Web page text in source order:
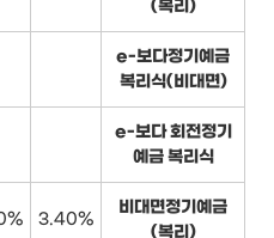
(복리)
e-보다정기예금
복리식(비대면)
e-보다 회전정기
예금 복리식
3.40%
비대면정기예금
(복리)